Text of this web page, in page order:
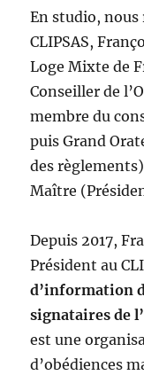
En studio, nous
CLIPSAS,
Loge Mixte de
Conseiller de
membre du
puis Grand
des
Maître
Depuis 2017,
Président au
d’information
signataires de
est une
d’obédiences